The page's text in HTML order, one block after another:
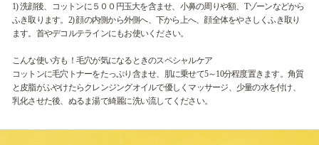
1) 洗顔後、コットンに５００円玉大を含ませ、小鼻の周りや額、Tゾーンなどから
ふき取ります。2) 顔の内側から外側へ、下から上へ、顔全体をやさしくふき取り
ます。首やデコルテラインにもお使いください。
こんな使い方も！毛穴が気になるときのスペシャルケア
コットンに毛穴トナーをたっぷり含ませ、肌に乗せて5～10分程度置きます。角質
と皮脂がふやけたらクレンジングオイルで優しくマッサージ、少量の水を付け、
乳化させた後、ぬるま湯で綺麗に洗い流してください。